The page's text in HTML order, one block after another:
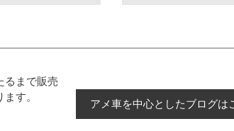
るまで販売
す。
アメ車を中心としたブログは